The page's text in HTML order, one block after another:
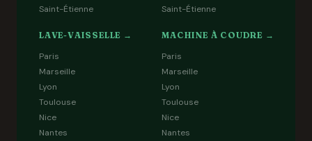
Saint-Étienne
Saint-Étienne
LAVE-VAISSELLE →
Paris
Marseille
Lyon
Toulouse
Nice
Nantes
MACHINE À COUDRE →
Paris
Marseille
Lyon
Toulouse
Nice
Nantes